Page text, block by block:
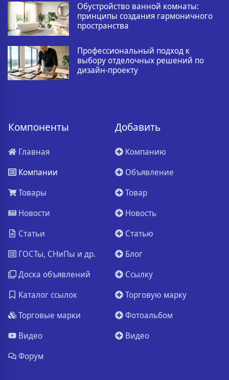
Обустройство ванной комнаты:
принципы создания гармоничного
пространства
Профессиональный подход к
выбору отделочных решений по
дизайн-проекту
Компоненты
Главная
Компании
Товары
Новости
Статьи
ГОСТы, СНиПы и др.
Доска объявлений
Каталог ссылок
Торговые марки
Видео
Форум
Добавить
Компанию
Объявление
Товар
Новость
Статью
Блог
Ссылку
Торговую марку
Фотоальбом
Видео